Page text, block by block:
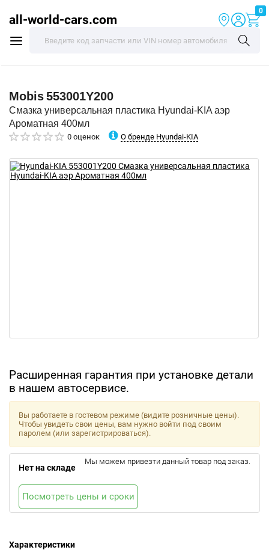
all-world-cars.com
0
Mobis553001Y200
Смазка универсальная пластика Hyundai-KIA аэр
Ароматная 400мл
0 оценок О бренде Hyundai-KIA
Расширенная гарантия при установке детали
в нашем автосервисе.
Характеристики
Вы работаете в гостевом режиме (видите розничные цены).
Чтобы увидеть свои цены, вам нужно войти под своим
паролем (или зарегистрироваться).
Нет на складе
Мы можем привезти данный товар под заказ.
Посмотреть цены и сроки